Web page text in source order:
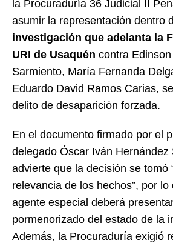
la Procuraduría 36 Judicial II
asumir la representación dentro
investigación que adelanta la
URI de Usaquén contra
Sarmiento, María Fernanda
Eduardo David Ramos Carias,
delito de desaparición forzada.
En el documento firmado por el
delegado Óscar Iván Hernández
advierte que la decisión se tomó
relevancia de los hechos”, por
agente especial deberá
pormenorizado del estado de la
Además, la Procuraduría exigió